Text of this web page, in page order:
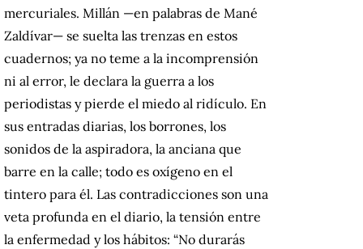
mercuriales. Millán —en palabras de Mané
Zaldívar— se suelta las trenzas en estos
cuadernos; ya no teme a la incomprensión
ni al error, le declara la guerra a los
periodistas y pierde el miedo al ridículo. En
sus entradas diarias, los borrones, los
sonidos de la aspiradora, la anciana que
barre en la calle; todo es oxígeno en el
tintero para él. Las contradicciones son una
veta profunda en el diario, la tensión entre
la enfermedad y los hábitos: “No durarás